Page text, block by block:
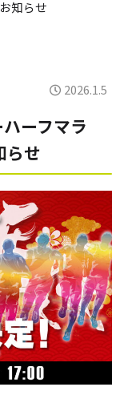
知らせ
2026.1.5
ーフマラ
らせ